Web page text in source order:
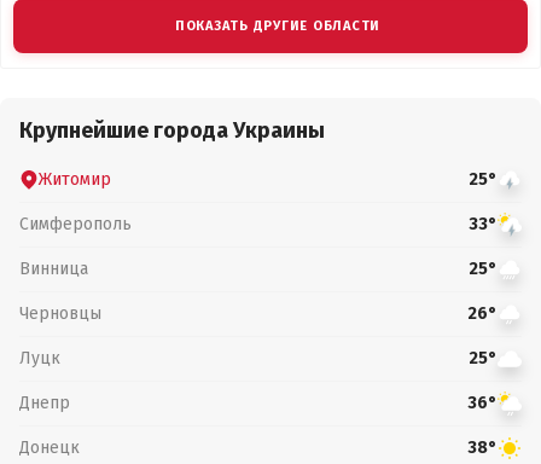
ПОКАЗАТЬ ДРУГИЕ ОБЛАСТИ
Крупнейшие города Украины
Житомир 25°
Симферополь 33°
Винница 25°
Черновцы 26°
Луцк 25°
Днепр 36°
Донецк 38°